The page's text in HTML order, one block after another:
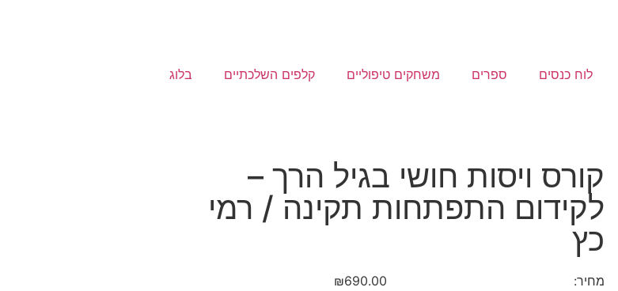
לוח כנסים ספרים משחקים טיפוליים קלפים השלכתיים בלוג
קורס ויסות חושי בגיל הרך –
לקידום התפתחות תקינה / רמי
כץ
מחיר:
₪690.00